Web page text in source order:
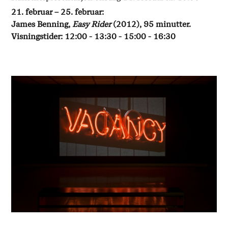
21. februar – 25. februar:
James Benning,Easy Rider(2012), 95 minutter.
Visningstider: 12:00 - 13:30 - 15:00 - 16:30